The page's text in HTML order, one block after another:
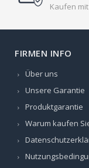
Kaufen
FIRMEN INFO
Über uns
Unsere Garantie
Produktgarantie
Warum kaufen